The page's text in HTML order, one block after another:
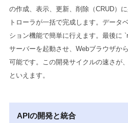
の作成、表示、更新、削除（CRUD）
トローラが一括で完成します。データ
ション機能で簡単に行えます。最後に
サーバーを起動させ、Webブラウザか
可能です。この開発サイクルの速さが
といえます。
APIの開発と統合